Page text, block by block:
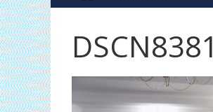
DSCN8381